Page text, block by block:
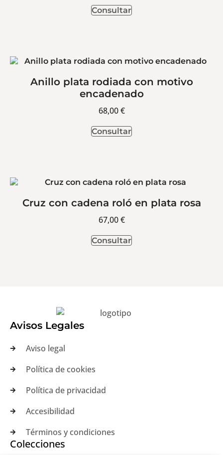
Consultar
Anillo plata rodiada con motivo
encadenado
68,00€
Consultar
Cruz con cadena roló en plata rosa
67,00€
Consultar
Avisos Legales
Aviso legal
Política de cookies
Política de privacidad
Accesibilidad
Términos y condiciones
Colecciones